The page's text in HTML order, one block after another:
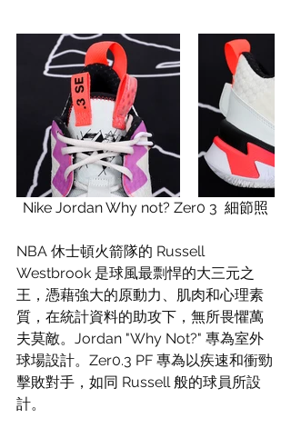
Nike Jordan Why not? Zer0 3  細節照
NBA 休士頓火箭隊的 Russell
Westbrook 是球風最剽悍的大三元之
王，憑藉強大的原動力、肌肉和心理素
質，在統計資料的助攻下，無所畏懼萬
夫莫敵。Jordan "Why Not?" 專為室外
球場設計。Zer0.3 PF 專為以疾速和衝勁
擊敗對手，如同 Russell 般的球員所設
計。